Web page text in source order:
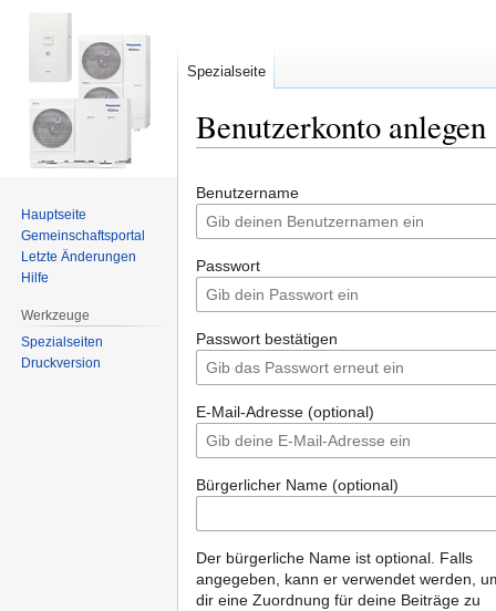
Benutzerkonto anlegen
Navigation
springen
Suche
springen
Benutzername
Passwort
Passwort bestätigen
E-Mail-Adresse (optional)
Bürgerlicher Name (optional)
Der bürgerliche Name ist optional. Falls
angegeben, kann er verwendet werden,
dir eine Zuordnung für deine Beiträge zu
Spezialseite
Hauptseite
Gemeinschafts­portal
Letzte Änderungen
Hilfe
Werkzeuge
Spezialseiten
Druckversion